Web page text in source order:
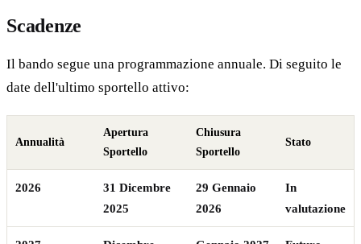
Scadenze
Il bando segue una programmazione annuale. Di seguito le
date dell'ultimo sportello attivo:
Annualità
Apertura
Sportello
Chiusura
Sportello
Stato
2026
31 Dicembre
2025
29 Gennaio
2026
In
valutazione